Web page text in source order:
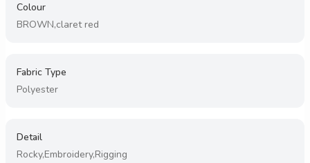
Colour
BROWN,claret red
Fabric Type
Polyester
Detail
Rocky,Embroidery,Rigging